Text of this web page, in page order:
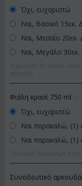
Όχι, ευχαριστώ
Ναι, Βασικό 15εκ.
Ναι, Μεσαίο 20εκ.
Ναι, Μεγάλο
Φιάλη κρασί 750 ml. :
Όχι, ευχαριστώ
Ναι παρακαλώ, (1)
Ναι παρακαλώ,
Συνοδευτικό